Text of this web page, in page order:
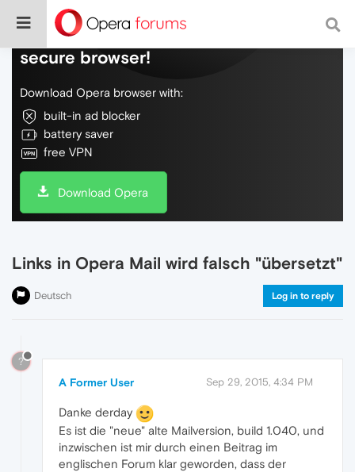
Do more on the web, with a fast and
secure browser!
Download Opera browser with:
built-in ad blocker
battery saver
free VPN
Download Opera
Links in Opera Mail wird falsch "übersetzt"
Deutsch Log in to reply
?
A Former User Sep 29, 2015, 4:34 PM
Danke derday
Es ist die "neue" alte Mailversion, build 1.040, und
inzwischen ist mir durch einen Beitrag im
englischen Forum klar geworden, dass der